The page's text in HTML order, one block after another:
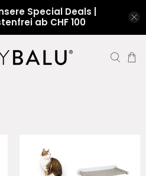
Special Deals |
ab CHF 100